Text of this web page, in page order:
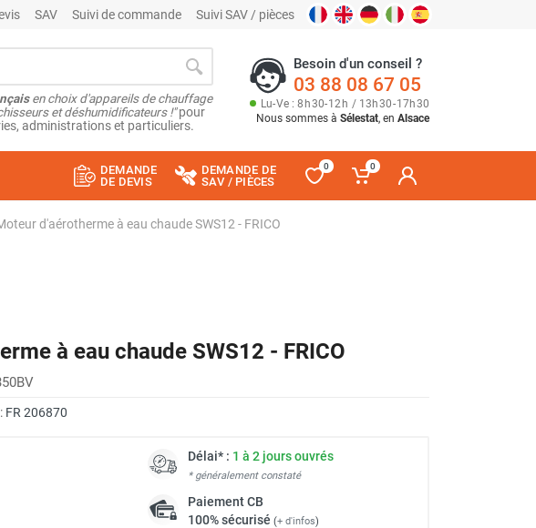
SAV Suivi de commande Suivi SAV / pièces
en choix d'appareils de chauffage
et déshumidificateurs !"pour
administrations et particuliers.
Besoin d'un conseil ?
03 88 08 67 05
Lu-Ve : 8h30-12h / 13h30-17h30
Nous sommes à Sélestat, en Alsace
DEMANDE
DE DEVIS
DEMANDE DE
SAV / PIÈCES
0 0
d'aérotherme à eau chaude SWS12 - FRICO
à eau chaude SWS12 - FRICO
FR 206870
Délai* : 1 à 2 jours ouvrés
* généralement constaté
PaiementCB
100% sécurisé (+ d'infos)